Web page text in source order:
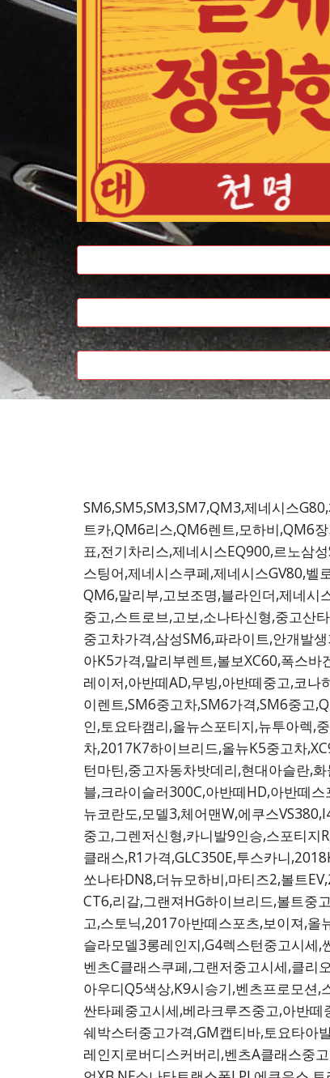
SM6,SM5,SM3,SM7,QM3,제네시스
트카,QM6리스,QM6렌트,모하비,QM6
표,전기차리스,제네시스EQ900,르노삼
스팅어,제네시스쿠페,제네시스GV80,벨
QM6,말리부,고보조명,블라인더,제네시
중고,스트로브,고보,소나타신형,중고산
중고차가격,삼성SM6,파라이트,안개발
아K5가격,말리부렌트,볼보XC60,폭스
레이저,아반떼AD,무빙,아반떼중고,코
이렌트,SM6중고차,SM6가격,SM6중고
인,토요타캠리,올뉴스포티지,뉴투아렉,
차,2017K7하이브리드,올뉴K5중고차
턴마틴,중고자동차밧데리,현대아슬란,
블,크라이슬러300C,아반떼HD,아반떼
뉴코란도,모델3,체어맨W,에쿠스
중고,그렌저신형,카니발9인승,스포티지
클래스,R1가격,GLC350E,투스카니
쏘나타DN8,더뉴모하비,마티즈2,볼트
CT6,리갈,그랜져HG하이브리드,볼트중
고,스토닉,2017아반떼스포츠,보이져,올
슬라모델3롱레인지,G4렉스턴중고시세
벤츠C클래스쿠페,그랜저중고시세,클리
아우디Q5색상,K9시승기,벤츠프로모션
싼타페중고시세,베라크루즈중고,아반
쉐박스터중고가격,GM캡티바,토요타아
레인지로버디스커버리,벤츠A클래스중